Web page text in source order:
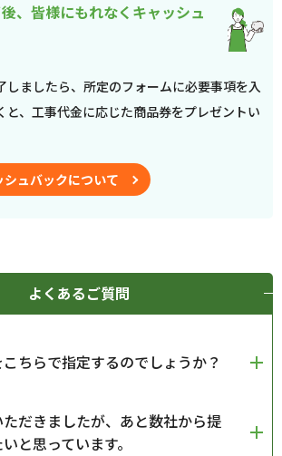
、皆様にもれなくキャッシュ
しましたら、所定のフォームに必要事項を入
と、工事代金に応じた商品券をプレゼントい
シュバックについて
よくあるご質問
ちらで指定するのでしょうか？
だきましたが、あと数社から提
と思っています。